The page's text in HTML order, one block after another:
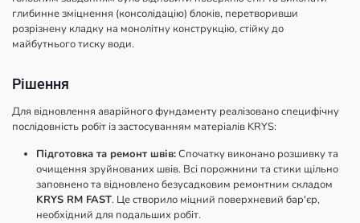
глибинне зміцнення (консолідацію) блоків, перетворивши
розрізнену кладку на монолітну конструкцію, стійку до
майбутнього тиску води.
Рішення
Для відновлення аварійного фундаменту реалізовано специфічну
послідовність робіт із застосуванням матеріалів KRYS:
Підготовка та ремонт швів:Спочатку виконано розшивку та
очищення зруйнованих швів. Всі порожнини та стики щільно
заповнено та відновлено безусадковим ремонтним складом
KRYS RM FAST. Це створило міцний поверхневий бар'єр,
необхідний для подальших робіт.